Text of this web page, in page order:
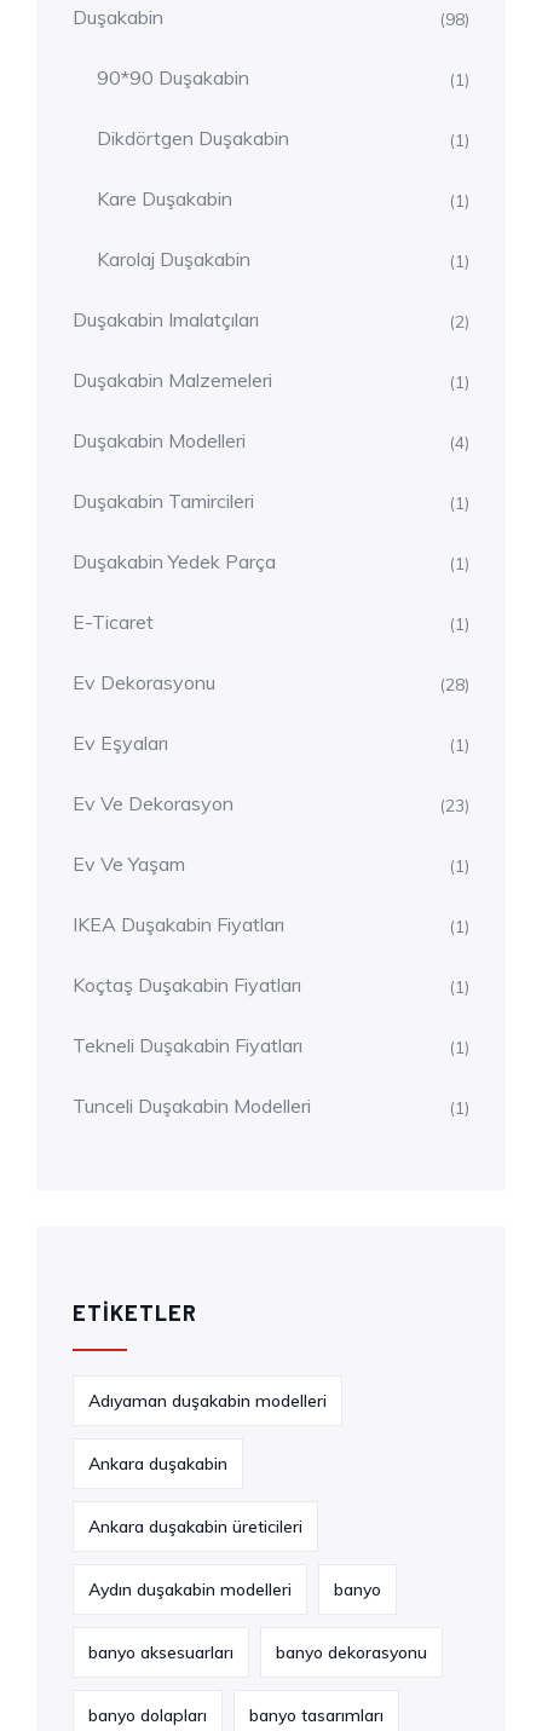
Duşakabin (98)
90*90 Duşakabin (1)
Dikdörtgen Duşakabin (1)
Kare Duşakabin (1)
Karolaj Duşakabin (1)
Duşakabin Imalatçıları (2)
Duşakabin Malzemeleri (1)
Duşakabin Modelleri (4)
Duşakabin Tamircileri (1)
Duşakabin Yedek Parça (1)
E-Ticaret (1)
Ev Dekorasyonu (28)
Ev Eşyaları (1)
Ev Ve Dekorasyon (23)
Ev Ve Yaşam (1)
IKEA Duşakabin Fiyatları (1)
Koçtaş Duşakabin Fiyatları (1)
Tekneli Duşakabin Fiyatları (1)
Tunceli Duşakabin Modelleri (1)
ETIKETLER
Adıyaman duşakabin modelleri
Ankara duşakabin
Ankara duşakabin üreticileri
Aydın duşakabin modelleri banyo
banyo aksesuarları banyo dekorasyonu
banyo dolapları banyo tasarımları